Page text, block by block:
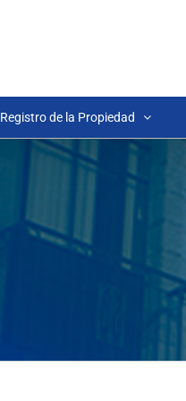
Registro de la Propiedad